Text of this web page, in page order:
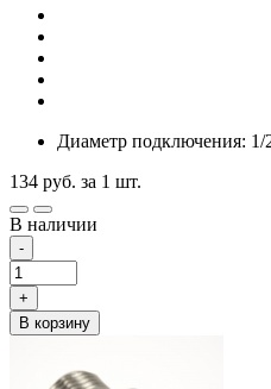
Диаметр подключения: 1/
134 руб. за 1 шт.
В наличии
-
+
В корзину